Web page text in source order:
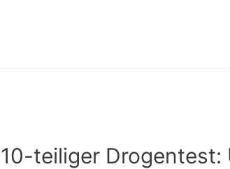
10-teiliger